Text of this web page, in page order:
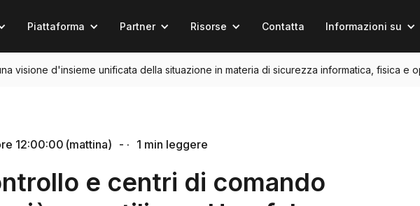
Piattaforma Partner Risorse Contatta Informazioni su
visione d'insieme unificata della situazione in materia di sicurezza informatica, fisica e
12:00:00 (mattina) - · 1 min leggere
e centri di comando